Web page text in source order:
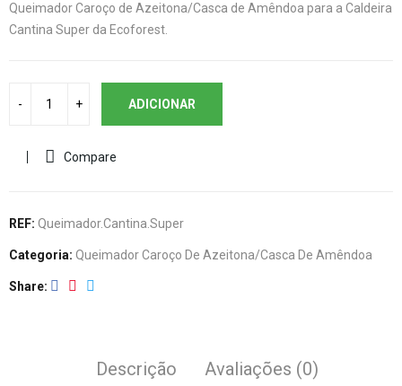
Queimador Caroço de Azeitona/Casca de Amêndoa para a Caldeira
Cantina Super da Ecoforest.
ADICIONAR
Compare
REF: Queimador.cantina.Super
Categoria: Queimador Caroço De Azeitona/Casca De Amêndoa
Share
Descrição
Avaliações (0)